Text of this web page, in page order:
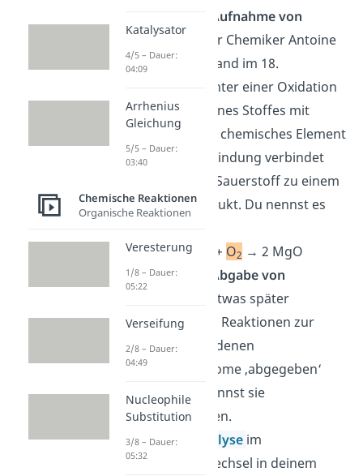
Aufnahme von
Sauerstoff
: Der Chemiker Antoine
Lavoisier verstand im 18.
Jahrhundert unter einer Oxidation
die Reaktion eines Stoffes mit
Sauerstoff
. Ein chemisches Element
oder eine Verbindung verbindet
sich dabei mit Sauerstoff zu einem
Reaktionsprodukt. Du nennst es
Beispiel:2 Mg + O2 → 2 MgO
Oxidation als
Abgabe von
: Etwas später
gehörten auch Reaktionen zur
Oxidation, bei denen
Wasserstoffatome ‚abgegeben‘
werden. Du nennst sie
Dehydrierungen.
Beispiel:
Glykolyse im
Energiestoffwechsel in deinem
Katalysator
4/5 – Dauer:
04:09
Arrhenius
Gleichung
5/5 – Dauer:
03:40
Chemische Reaktionen
Organische Reaktionen
Veresterung
1/8 – Dauer:
05:22
Verseifung
2/8 – Dauer:
04:49
Nucleophile
Substitution
3/8 – Dauer:
05:32